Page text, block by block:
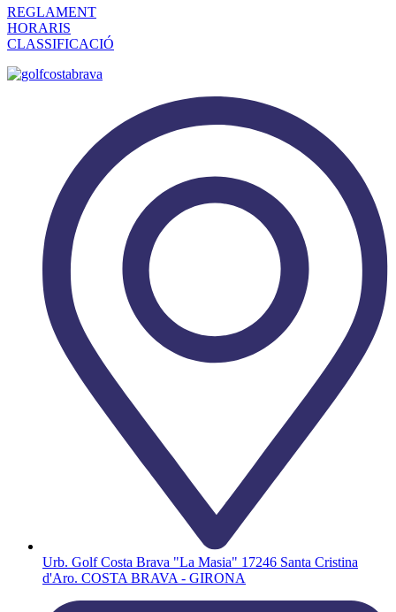
REGLAMENT
HORARIS
CLASSIFICACIÓ
Urb. Golf Costa Brava "La Masia" 17246 Santa Cristina
d'Aro. COSTA BRAVA - GIRONA